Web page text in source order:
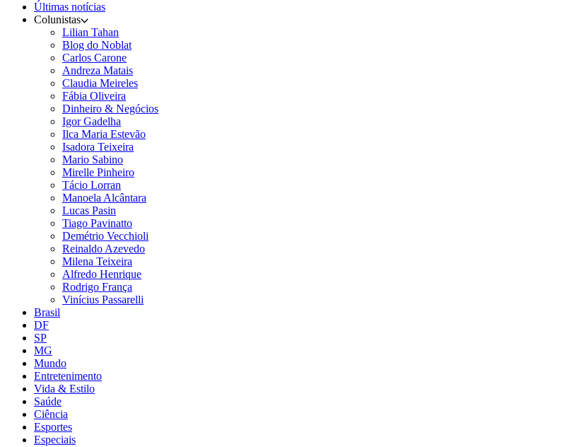
Últimas notícias
Colunistas
Lilian Tahan
Blog do Noblat
Carlos Carone
Andreza Matais
Claudia Meireles
Fábia Oliveira
Dinheiro & Negócios
Igor Gadelha
Ilca Maria Estevão
Isadora Teixeira
Mario Sabino
Mirelle Pinheiro
Tácio Lorran
Manoela Alcântara
Lucas Pasin
Tiago Pavinatto
Demétrio Vecchioli
Reinaldo Azevedo
Milena Teixeira
Alfredo Henrique
Rodrigo França
Vinícius Passarelli
Brasil
DF
SP
MG
Mundo
Entretenimento
Vida & Estilo
Saúde
Ciência
Esportes
Especiais